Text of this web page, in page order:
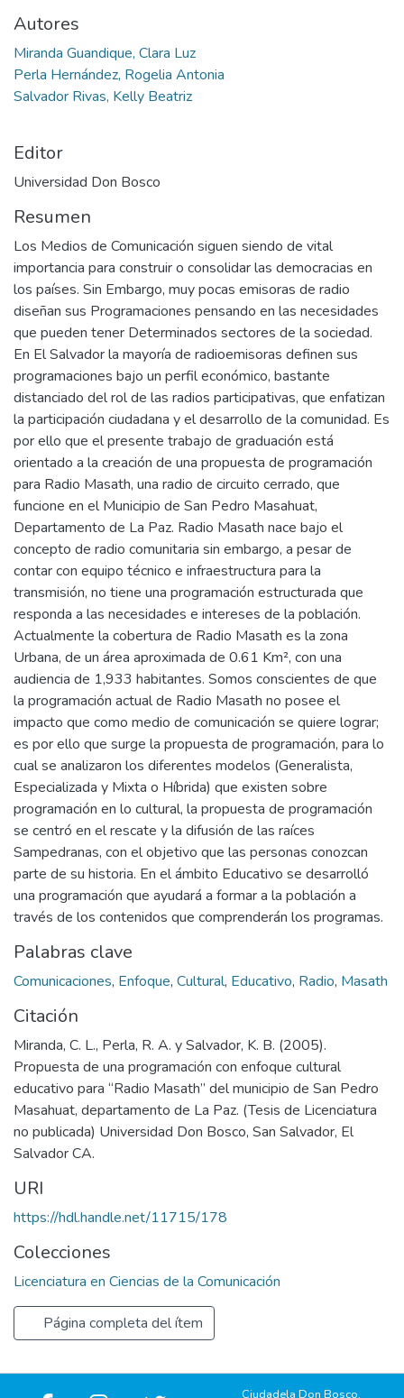
Autores
Miranda Guandique, Clara Luz
Perla Hernández, Rogelia Antonia
Salvador Rivas, Kelly Beatriz
Editor
Universidad Don Bosco
Resumen
Los Medios de Comunicación siguen siendo de vital
importancia para construir o consolidar las democracias en
los países. Sin Embargo, muy pocas emisoras de radio
diseñan sus Programaciones pensando en las necesidades
que pueden tener Determinados sectores de la sociedad.
En El Salvador la mayoría de radioemisoras definen sus
programaciones bajo un perfil económico, bastante
distanciado del rol de las radios participativas, que enfatizan
la participación ciudadana y el desarrollo de la comunidad. Es
por ello que el presente trabajo de graduación está
orientado a la creación de una propuesta de programación
para Radio Masath, una radio de circuito cerrado, que
funcione en el Municipio de San Pedro Masahuat,
Departamento de La Paz. Radio Masath nace bajo el
concepto de radio comunitaria sin embargo, a pesar de
contar con equipo técnico e infraestructura para la
transmisión, no tiene una programación estructurada que
responda a las necesidades e intereses de la población.
Actualmente la cobertura de Radio Masath es la zona
Urbana, de un área aproximada de 0.61 Km², con una
audiencia de 1,933 habitantes. Somos conscientes de que
la programación actual de Radio Masath no posee el
impacto que como medio de comunicación se quiere lograr;
es por ello que surge la propuesta de programación, para lo
cual se analizaron los diferentes modelos (Generalista,
Especializada y Mixta o Híbrida) que existen sobre
programación en lo cultural, la propuesta de programación
se centró en el rescate y la difusión de las raíces
Sampedranas, con el objetivo que las personas conozcan
parte de su historia. En el ámbito Educativo se desarrolló
una programación que ayudará a formar a la población a
través de los contenidos que comprenderán los programas.
Palabras clave
Comunicaciones, Enfoque, Cultural, Educativo, Radio, Masath
Citación
Miranda, C. L., Perla, R. A. y Salvador, K. B. (2005).
Propuesta de una programación con enfoque cultural
educativo para “Radio Masath” del municipio de San Pedro
Masahuat, departamento de La Paz. (Tesis de Licenciatura
no publicada) Universidad Don Bosco, San Salvador, El
Salvador CA.
URI
https://hdl.handle.net/11715/178
Colecciones
Licenciatura en Ciencias de la Comunicación
Página completa del ítem
Ciudadela Don Bosco,